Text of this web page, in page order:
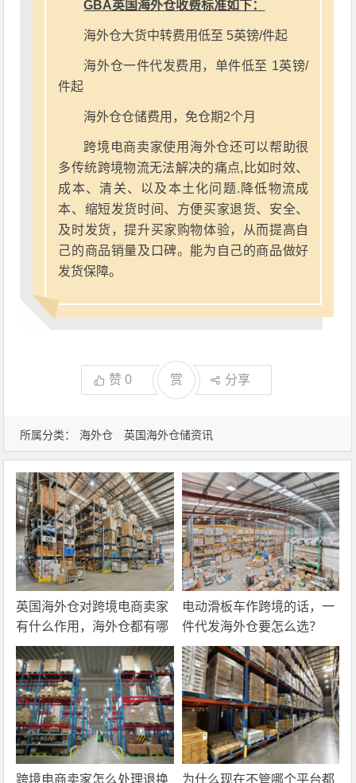
所属分类： 海外仓 英国海外仓储资讯
GBA英国海外仓收费标准如下：
海外仓大货中转费用低至 5英镑/件起
海外仓一件代发费用，单件低至 1英镑/
件起
海外仓仓储费用，免仓期2个月
跨境电商卖家使用海外仓还可以帮助很
多传统跨境物流无法解决的痛点,比如时效、
成本、清关、以及本土化问题.降低物流成
本、缩短发货时间、方便买家退货、安全、
及时发货，提升买家购物体验，从而提高自
己的商品销量及口碑。能为自己的商品做好
发货保障。
赞0 赏 分享
英国海外仓对跨境电商卖家
有什么作用，海外仓都有哪
些核心服务？
电动滑板车作跨境的话，一
件代发海外仓要怎么选？
跨境电商卖家怎么处理退换
为什么现在不管哪个平台都